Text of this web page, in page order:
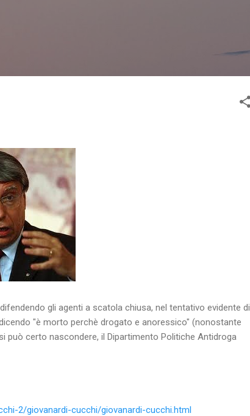
gli agenti a scatola chiusa, nel tentativo evidente di
"è morto perchè drogato e anoressico" (nonostante
certo nascondere, il Dipartimento Politiche Antidroga
2/giovanardi-cucchi/giovanardi-cucchi.html